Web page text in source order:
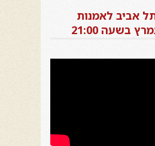
תל אביב לאמנות